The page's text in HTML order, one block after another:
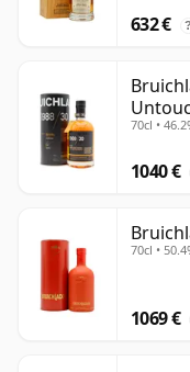
632 € ?
70cl •
1040 €
70cl •
1069 €